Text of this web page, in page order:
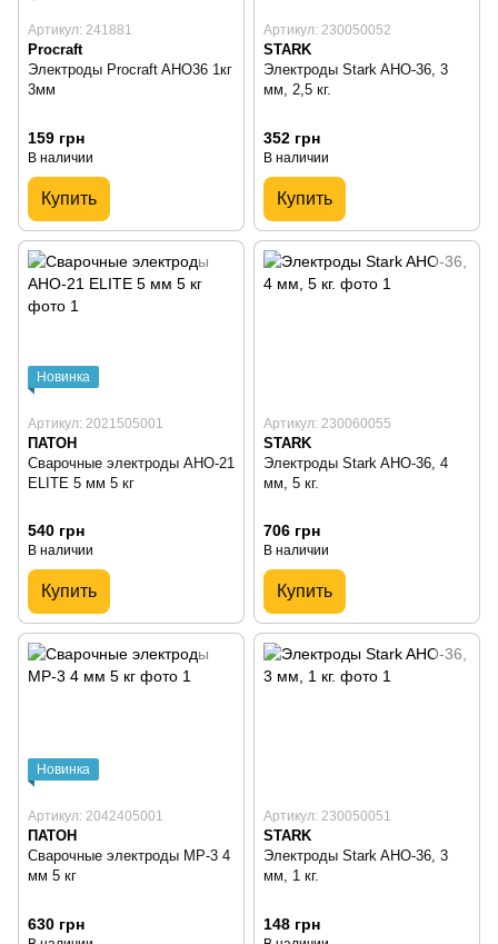
Артикул: 241881
Procraft
Электроды Procraft AHO36 1кг
3мм
159 грн
В наличии
Купить
Артикул: 230050052
STARK
Электроды Stark AHO-36, 3
мм, 2,5 кг.
352 грн
В наличии
Купить
Новинка
Артикул: 2021505001
ПАТОН
Сварочные электроды АНО-21
ЕLІТE 5 мм 5 кг
540 грн
В наличии
Купить
Артикул: 230060055
STARK
Электроды Stark AHO-36, 4
мм, 5 кг.
706 грн
В наличии
Купить
Новинка
Артикул: 2042405001
ПАТОН
Сварочные электроды МР-3 4
мм 5 кг
630 грн
Артикул: 230050051
STARK
Электроды Stark AHO-36, 3
мм, 1 кг.
148 грн